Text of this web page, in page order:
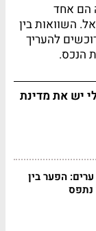
הם אחד
השוואות בין
להעריך
הנכס.
יש את מדינת
דירות 3 חדרים ב-10 ערים: הפער בין
נתפס